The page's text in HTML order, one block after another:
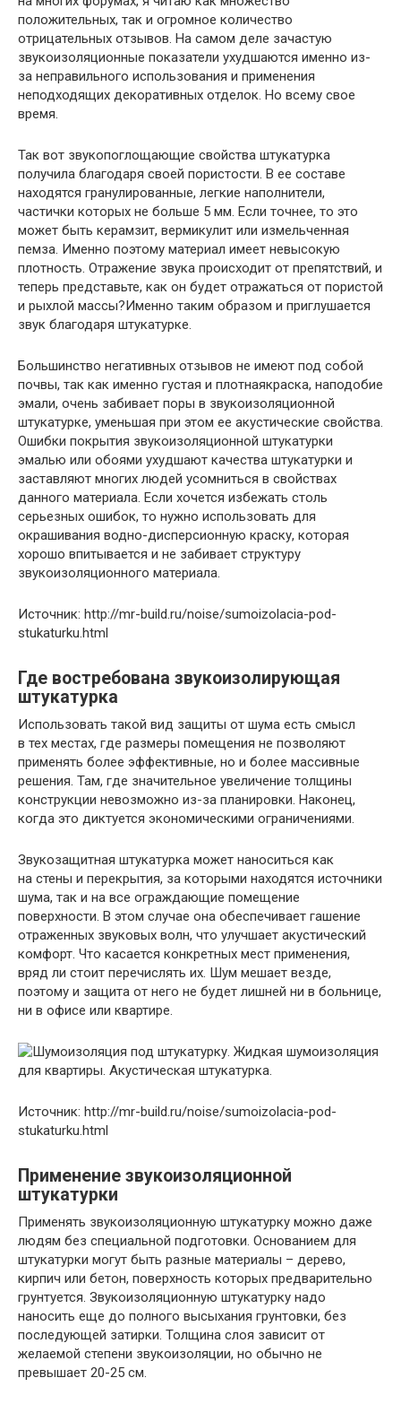
положительных, так и огромное количество
отрицательных отзывов. На самом деле зачастую
звукоизоляционные показатели ухудшаются именно из-
за неправильного использования и применения
неподходящих декоративных отделок. Но всему свое
время.
Так вот звукопоглощающие свойства штукатурка
получила благодаря своей пористости. В ее составе
находятся гранулированные, легкие наполнители,
частички которых не больше 5 мм. Если точнее, то это
может быть керамзит, вермикулит или измельченная
пемза. Именно поэтому материал имеет невысокую
плотность. Отражение звука происходит от препятствий, и
теперь представьте, как он будет отражаться от пористой
и рыхлой массы?Именно таким образом и приглушается
звук благодаря штукатурке.
Большинство негативных отзывов не имеют под собой
почвы, так как именно густая и плотнаякраска, наподобие
эмали, очень забивает поры в звукоизоляционной
штукатурке, уменьшая при этом ее акустические свойства.
Ошибки покрытия звукоизоляционной штукатурки
эмалью или обоями ухудшают качества штукатурки и
заставляют многих людей усомниться в свойствах
данного материала. Если хочется избежать столь
серьезных ошибок, то нужно использовать для
окрашивания водно-дисперсионную краску, которая
хорошо впитывается и не забивает структуру
звукоизоляционного материала.
Источник: http://mr-build.ru/noise/sumoizolacia-pod-
stukaturku.html
Где востребована звукоизолирующая
штукатурка
Использовать такой вид защиты от шума есть смысл
в тех местах, где размеры помещения не позволяют
применять более эффективные, но и более массивные
решения. Там, где значительное увеличение толщины
конструкции невозможно из-за планировки. Наконец,
когда это диктуется экономическими ограничениями.
Звукозащитная штукатурка может наноситься как
на стены и перекрытия, за которыми находятся источники
шума, так и на все ограждающие помещение
поверхности. В этом случае она обеспечивает гашение
отраженных звуковых волн, что улучшает акустический
комфорт. Что касается конкретных мест применения,
вряд ли стоит перечислять их. Шум мешает везде,
поэтому и защита от него не будет лишней ни в больнице,
ни в офисе или квартире.
Источник: http://mr-build.ru/noise/sumoizolacia-pod-
stukaturku.html
Применение звукоизоляционной
штукатурки
Применять звукоизоляционную штукатурку можно даже
людям без специальной подготовки. Основанием для
штукатурки могут быть разные материалы – дерево,
кирпич или бетон, поверхность которых предварительно
грунтуется. Звукоизоляционную штукатурку надо
наносить еще до полного высыхания грунтовки, без
последующей затирки. Толщина слоя зависит от
желаемой степени звукоизоляции, но обычно не
превышает 20-25 см.